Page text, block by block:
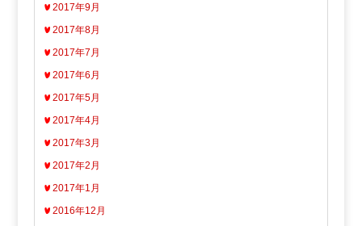
2017年9月
2017年8月
2017年7月
2017年6月
2017年5月
2017年4月
2017年3月
2017年2月
2017年1月
2016年12月